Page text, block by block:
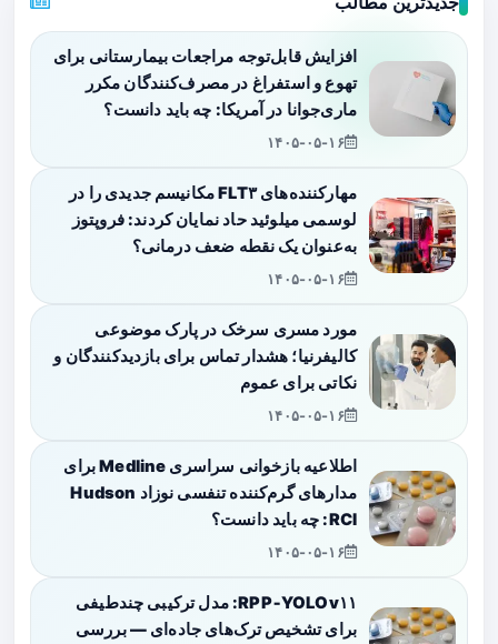
افزایش قابل‌توجه مراجعات بیمارستانی برای
تهوع و استفراغ در مصرف‌کنندگان مکرر
ماری‌جوانا در آمریکا: چه باید دانست؟
۱۴۰۵-۰۵-۱۶
مهارکننده‌های FLT۳ مکانیسم جدیدی را در
لوسمی میلوئید حاد نمایان کردند: فروپتوز
به‌عنوان یک نقطه ضعف درمانی؟
۱۴۰۵-۰۵-۱۶
مورد مسری سرخک در پارک موضوعی
کالیفرنیا؛ هشدار تماس برای بازدیدکنندگان و
نکاتی برای عموم
۱۴۰۵-۰۵-۱۶
اطلاعیه بازخوانی سراسری Medline برای
مدارهای گرم‌کننده تنفسی نوزاد Hudson
RCI: چه باید دانست؟
۱۴۰۵-۰۵-۱۶
RPP‑YOLOv۱۱: مدل ترکیبی چندطیفی
برای تشخیص ترک‌های جاده‌ای — بررسی